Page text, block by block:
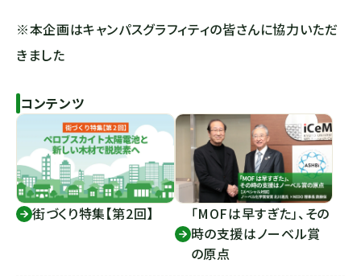
※本企画はキャンパスグラフィティの皆さんに協力いただ
きました
コンテンツ
街づくり特集【第2回】
「MOFは早すぎた」、その
時の支援はノーベル賞
の原点